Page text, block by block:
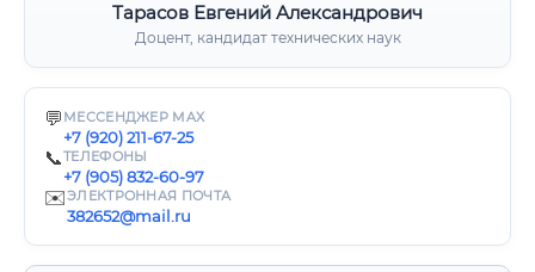
Тарасов Евгений Александрович
Доцент, кандидат технических наук
💬 МЕССЕНДЖЕР MAX
+7 (920) 211-67-25
📞ТЕЛЕФОНЫ
+7 (905) 832-60-97
✉️ЭЛЕКТРОННАЯ ПОЧТА
382652@mail.ru